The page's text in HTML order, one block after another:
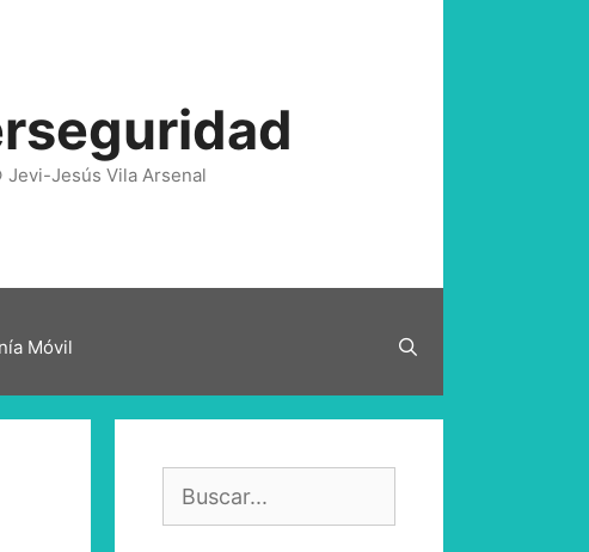
Jesús Vila Arsenal
Móvil